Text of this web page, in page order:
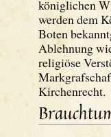
königlichen
werden dem
Boten
Ablehnung
religiöse
Kirchenrecht.